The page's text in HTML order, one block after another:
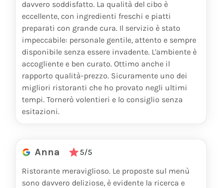
davvero soddisfatto. La qualità del cibo è
eccellente, con ingredienti freschi e piatti
preparati con grande cura. Il servizio è stato
impeccabile: personale gentile, attento e sempre
disponibile senza essere invadente. L'ambiente è
accogliente e ben curato. Ottimo anche il
rapporto qualità-prezzo. Sicuramente uno dei
migliori ristoranti che ho provato negli ultimi
tempi. Tornerò volentieri e lo consiglio senza
esitazioni.
Anna
5/5
Ristorante meraviglioso. Le proposte sul menù
sono davvero deliziose, è evidente la ricerca e